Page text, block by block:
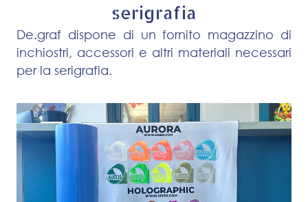
serigrafia
De.graf dispone di un fornito magazzino di
inchiostri, accessori e altri materiali necessari
per la serigrafia.